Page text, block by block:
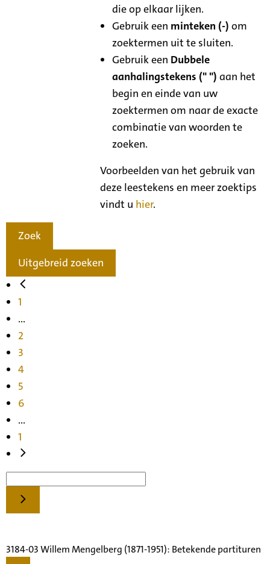
die op elkaar lijken.
Gebruik een minteken (-) om
zoektermen uit te sluiten.
Gebruik een Dubbele
aanhalingstekens (" ") aan het
begin en einde van uw
zoektermen om naar de exacte
combinatie van woorden te
zoeken.
Voorbeelden van het gebruik van
deze leestekens en meer zoektips
vindt u hier.
Zoek
Uitgebreid zoeken
1
...
2
3
4
5
6
...
1
3184-03 Willem Mengelberg (1871-1951): Betekende partituren